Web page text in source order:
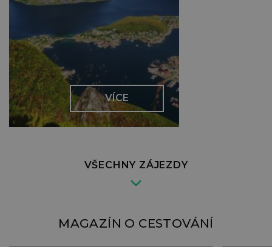
VÍCE
VŠECHNY ZÁJEZDY
MAGAZÍN O CESTOVÁNÍ